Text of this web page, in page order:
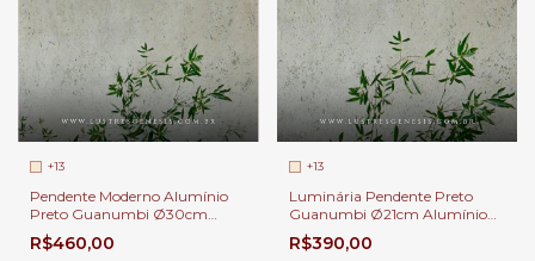
+13
Pendente Moderno Alumínio
Preto Guanumbi Ø30cm
Lâmpada GU10 MR11 Bivolt
Para Balcão de Cozinha
R$460,00
+13
Luminária Pendente Preto
Guanumbi Ø21cm Alumínio
Lâmpada GU10 MR11 Bivolt
Para Balcão de Cozinha
R$390,00